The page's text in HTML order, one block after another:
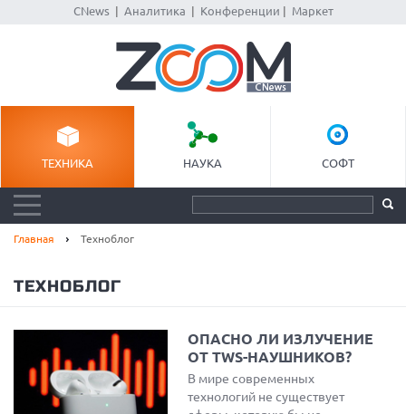
CNews| Аналитика Конференции Маркет
ТЕХНИКА НАУКА СОФТ
Главная Техноблог
ТЕХНОБЛОГ
ОПАСНО ЛИ ИЗЛУЧЕНИЕ
ОТ TWS-НАУШНИКОВ?
В мире современных
технологий не существует